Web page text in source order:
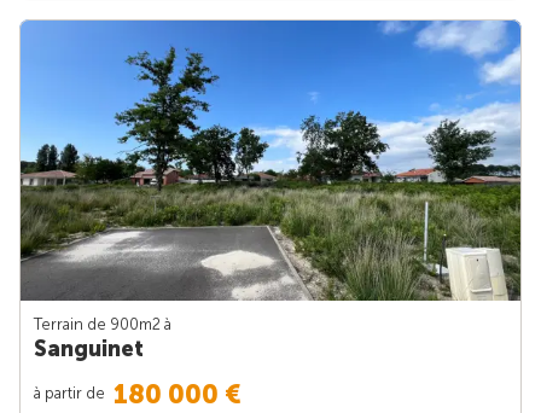
Terrain de 900m2 à
Sanguinet
à partir de 180 000 €